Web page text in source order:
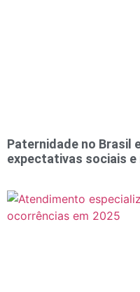
Paternidade no Brasil
expectativas sociais